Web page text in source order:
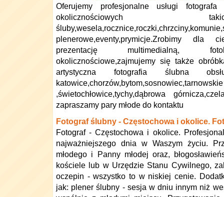
Oferujemy profesjonalne usługi
plenerowe,eventy,prymicje.Zrobimy dla
prezentację multimedialną,
okolicznościowe,zajmujemy się także
artystyczna fotografia ślubna
,świetochłowice,tychy,dąbrowa
zapraszamy pary młode do kontaktu
Fotograf ślubny - Częstochowa i okolice.
Fotograf - Częstochowa i okolice.
najważniejszego dnia w Waszym życiu.
młodego i Panny młodej oraz,
kościele lub w Urzędzie Stanu Cywilnego,
oczepin - wszystko to w niskiej cenie.
jak: plener ślubny - sesja w dniu innym niż